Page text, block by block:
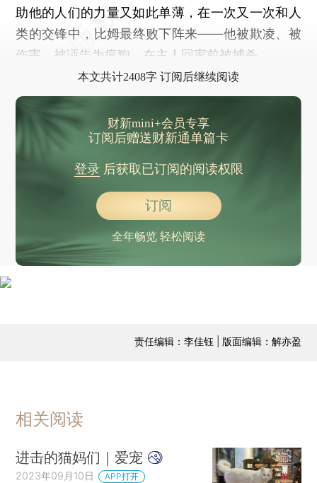
助他的人们的力量又如此单薄，在一次又一次和人
类的交锋中，比姆最终败下阵来——他被欺凌、被
伤害、被诬告为疯狗，在主人回家前被捕杀……
本文共计2408字 订阅后继续阅读
财新mini+会员专享
订阅后赠送财新通单篇卡
登录后获取已订阅的阅读权限
订阅
全年畅览 轻松阅读
责任编辑：李佳钰 | 版面编辑：解亦盈
相关阅读
进击的猫妈们｜爱宠
2023年09月10日 APP打开